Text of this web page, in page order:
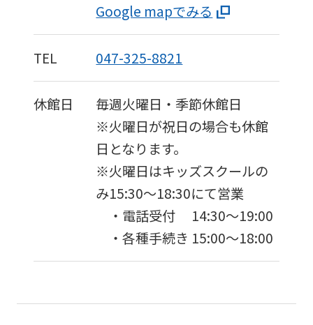
Google mapでみる
TEL 047-325-8821
休館日
毎週火曜日・季節休館日
※火曜日が祝日の場合も休館
日となります。
※火曜日はキッズスクールの
み15:30〜18:30にて営業
・電話受付 14:30〜19:00
・各種手続き 15:00〜18:00